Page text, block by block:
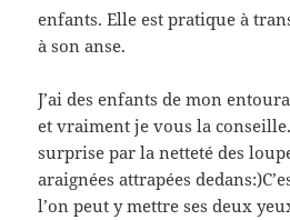
enfants. Elle est pratique à
à son anse.
J’ai des enfants de mon
et vraiment je vous la
surprise par la netteté des
araignées attrapées
l’on peut y mettre ses deux